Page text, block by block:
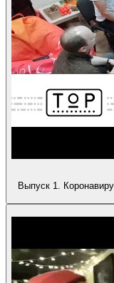
Выпуск 1.